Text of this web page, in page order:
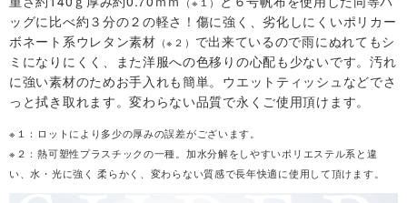
T
O
P
へ
戻
ッグに比べ約３分の２の軽さ！傷に強く、劣化しにくいポリカー
ボネート系ウレタン素材 （※２） で出来ているので雨にぬれてもシ
ミになりにくく、また洋服への色移りの心配も少ないです。汚れ
に強い素材のためお手入れも簡単。ウエットティッシュなどでさ
っと拭き取れます。変わらない品質で永くご使用頂けます。
※１：ロットにより多少の厚みの誤差がございます。
※２：熱可塑性プラスチックの一種。加水分解をしやすいポリエステル系と違
い、水・光に強く 柔らかく、変わらない質感で長年快適に使用して頂けます。